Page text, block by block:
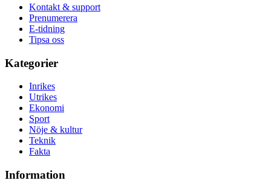
Kontakt & support
Prenumerera
E-tidning
Tipsa oss
Kategorier
Inrikes
Utrikes
Ekonomi
Sport
Nöje & kultur
Teknik
Fakta
Information